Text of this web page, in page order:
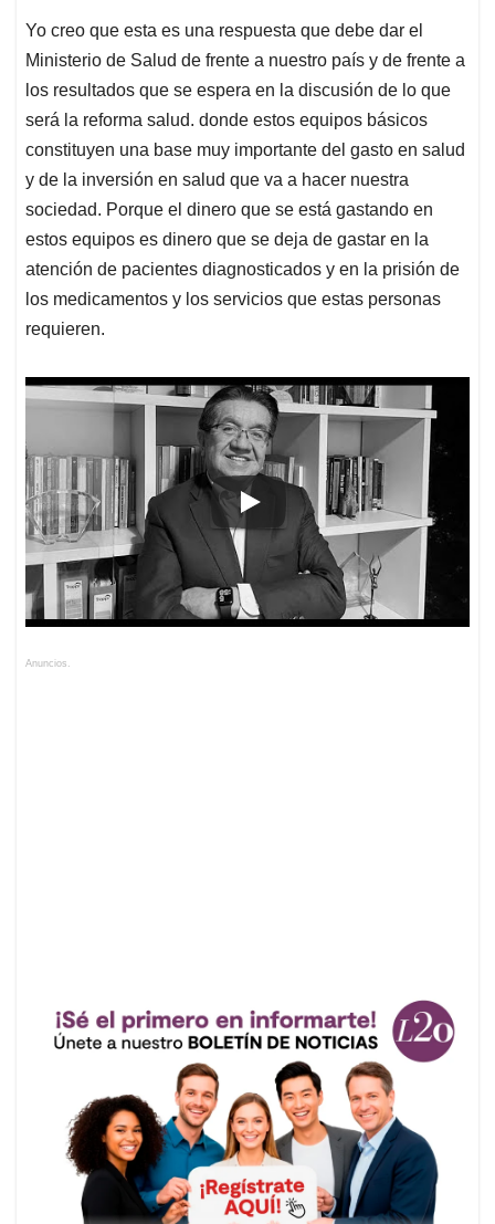
Yo creo que esta es una respuesta que debe dar el
Ministerio de Salud de frente a nuestro país y de frente a
los resultados que se espera en la discusión de lo que
será la reforma salud. donde estos equipos básicos
constituyen una base muy importante del gasto en salud
y de la inversión en salud que va a hacer nuestra
sociedad. Porque el dinero que se está gastando en
estos equipos es dinero que se deja de gastar en la
atención de pacientes diagnosticados y en la prisión de
los medicamentos y los servicios que estas personas
requieren.
Anuncios.